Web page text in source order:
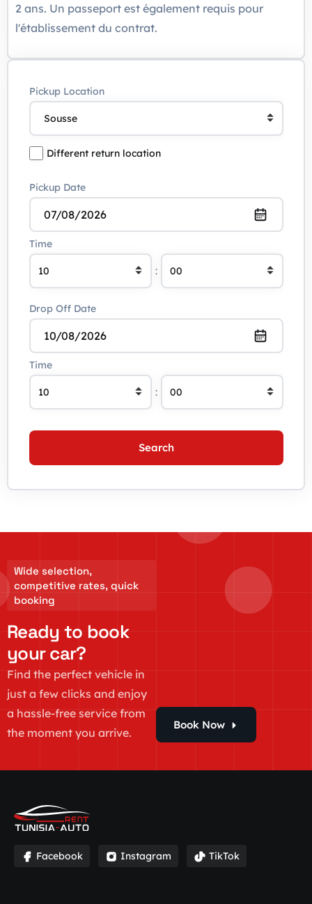
2 ans. Un passeport est également requis pour
l'établissement du contrat.
Pickup Location
Different return location
Pickup Date
Time
:
Drop Off Date
Time
:
Search
Wide selection,
competitive rates, quick
booking
Ready to book
your car?
Find the perfect vehicle in
just a few clicks and enjoy
a hassle-free service from
the moment you arrive.
Book Now
Facebook Instagram TikTok